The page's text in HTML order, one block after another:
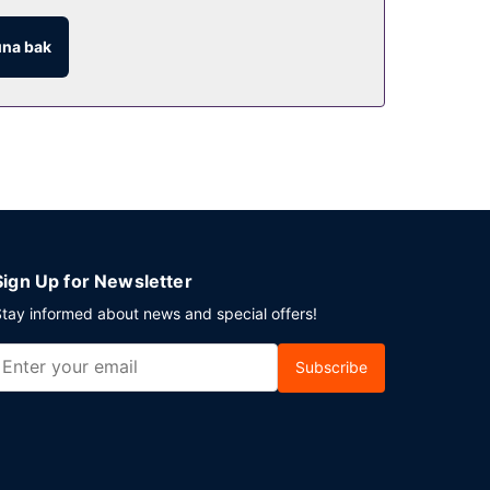
bak
Up for Newsletter
informed about news and special offers!
Subscribe